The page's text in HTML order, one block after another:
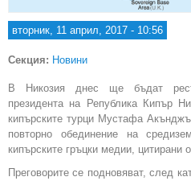
вторник, 11 април, 2017 - 10:56
Секция: Новини
В Никозия днес ще бъдат
президента на Република Кипър
кипърските турци Мустафа
повторно обединение на
кипърските гръцки медии, цитирани
Преговорите се подновяват, след